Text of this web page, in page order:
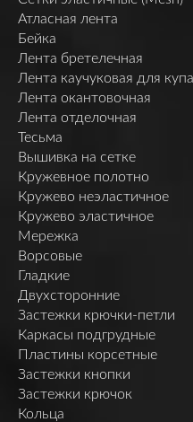
Атласная лента
Бейка
Лента бретелечная
Лента каучуковая для
Лента окантовочная
Лента отделочная
Тесьма
Вышивка на сетке
Кружевное полотно
Кружево неэластичное
Кружево эластичное
Мережка
Ворсовые
Гладкие
Двухсторонние
Застежки крючки-петли
Каркасы подгрудные
Пластины корсетные
Застежки кнопки
Застежки крючок
Кольца